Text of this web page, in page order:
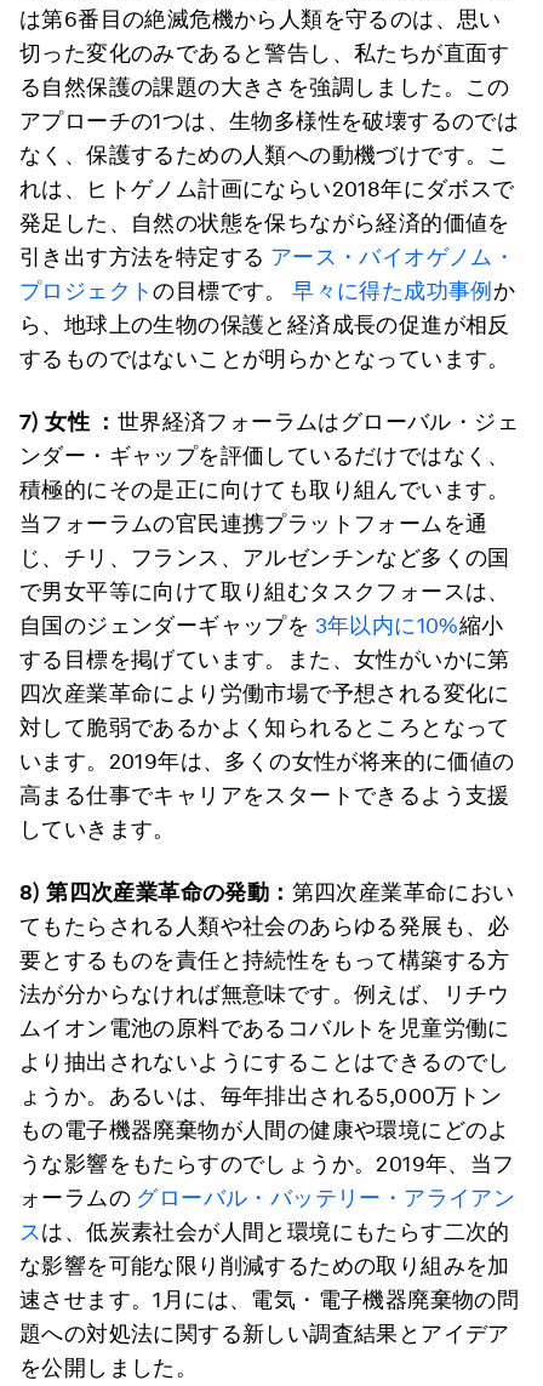
は第6番目の絶滅危機から人類を守るのは、思い
切った変化のみであると警告し、私たちが直面す
る自然保護の課題の大きさを強調しました。この
アプローチの1つは、生物多様性を破壊するのでは
なく、保護するための人類への動機づけです。こ
れは、ヒトゲノム計画にならい2018年にダボスで
発足した、自然の状態を保ちながら経済的価値を
引き出す方法を特定する アース・バイオゲノム・
プロジェクトの目標です。 早々に得た成功事例 か
ら、地球上の生物の保護と経済成長の促進が相反
するものではないことが明らかとなっています。
7)女性 ： 世界経済フォーラムはグローバル・ジェ
ンダー・ギャップを評価しているだけではなく、
積極的にその是正に向けても取り組んでいます。
当フォーラムの官民連携プラットフォームを通
じ、チリ、フランス、アルゼンチンなど多くの国
で男女平等に向けて取り組むタスクフォースは、
自国のジェンダーギャップを 3年以内に10%縮小
する目標を掲げています。また、女性がいかに第
四次産業革命により労働市場で予想される変化に
対して脆弱であるかよく知られるところとなって
います。2019年は、多くの女性が将来的に価値の
高まる仕事でキャリアをスタートできるよう支援
していきます。
8)第四次産業革命の発動： 第四次産業革命におい
てもたらされる人類や社会のあらゆる発展も、必
要とするものを責任と持続性をもって構築する方
法が分からなければ無意味です。例えば、リチウ
ムイオン電池の原料であるコバルトを児童労働に
より抽出されないようにすることはできるのでし
ょうか。あるいは、毎年排出される5,000万トン
もの電子機器廃棄物が人間の健康や環境にどのよ
うな影響をもたらすのでしょうか。2019年、当フ
ォーラムの グローバル・バッテリー・アライアン
スは、低炭素社会が人間と環境にもたらす二次的
な影響を可能な限り削減するための取り組みを加
速させます。1月には、電気・電子機器廃棄物の問
題への対処法に関する新しい調査結果とアイデア
を公開しました。